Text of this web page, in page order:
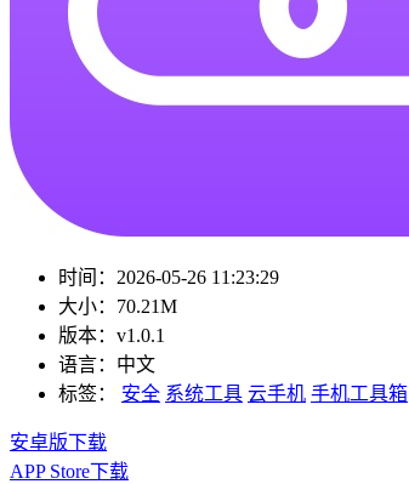
时间： 2026-05-26 11:23:29
大小： 70.21M
版本： v1.0.1
语言： 中文
标签：
安全 系统工具 云手机 手机工具箱
安卓版下载
APP Store下载